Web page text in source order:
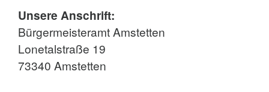
Unsere Anschrift:
Bürgermeisteramt Amstetten
Lonetalstraße 19
73340 Amstetten